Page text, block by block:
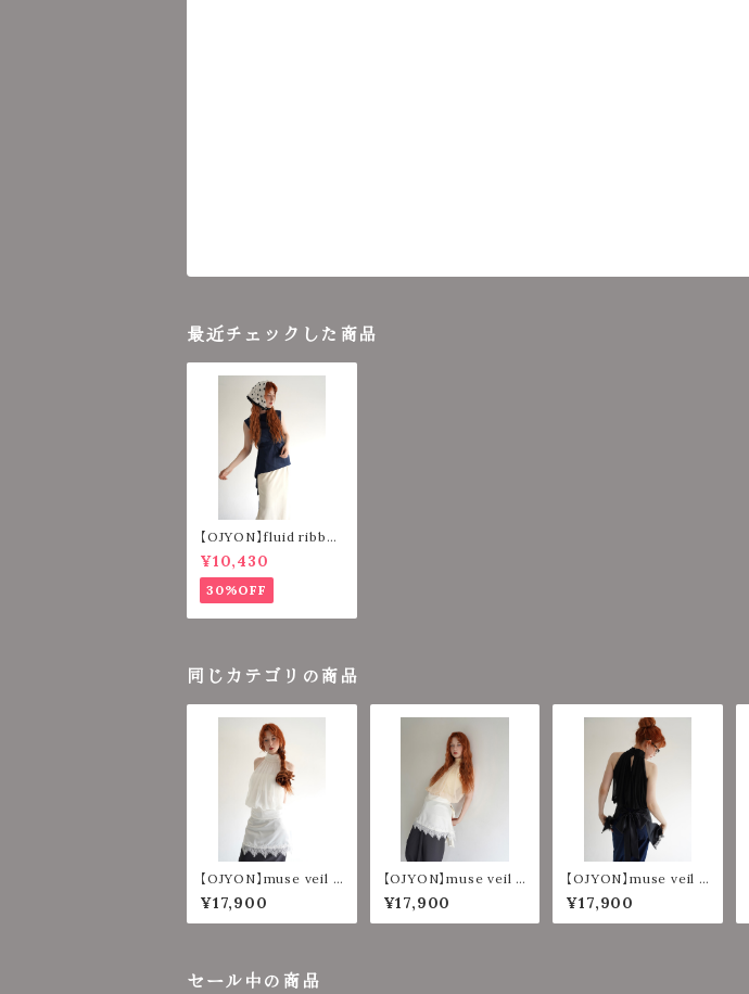
最近チェックした商品
【OJYON】fluid ribbo
n gilet 【NAVY】
¥10,430
30%OFF
同じカテゴリの商品
【OJYON】muse veil l
ayered top 【WHIT
E】
¥17,900
【OJYON】muse veil l
ayered top 【YELLO
W】
¥17,900
【OJYON】muse veil l
ayered top 【BLACK】
¥17,900
セール中の商品